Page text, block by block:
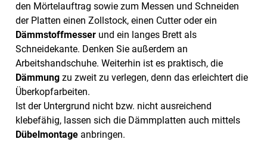
den Mörtelauftrag sowie zum Messen und Schneiden
der Platten einen Zollstock, einen Cutter oder ein
Dämmstoffmesser und ein langes Brett als
Schneidekante. Denken Sie außerdem an
Arbeitshandschuhe. Weiterhin ist es praktisch, die
Dämmung zu zweit zu verlegen, denn das erleichtert die
Überkopfarbeiten.
Ist der Untergrund nicht bzw. nicht ausreichend
klebefähig, lassen sich die Dämmplatten auch mittels
Dübelmontage anbringen.